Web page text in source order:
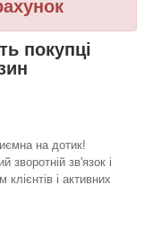
покупці
на дотик!
зворотній зв'язок і
і активних